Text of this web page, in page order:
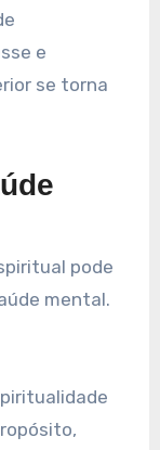
e
se torna
pode
mental.